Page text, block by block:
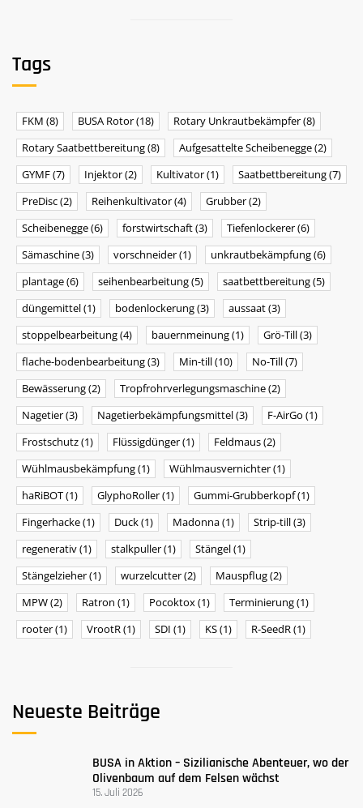
Tags
FKM (8) BUSA Rotor(18) Rotary Unkrautbekämpfer(8)
Rotary Saatbettbereitung(8) Aufgesattelte Scheibenegge(2)
GYMF(7) Injektor(2) Kultivator(1) Saatbettbereitung(7)
PreDisc(2) Reihenkultivator(4) Grubber(2)
Scheibenegge(6) forstwirtschaft(3) Tiefenlockerer(6)
Sämaschine(3) vorschneider(1) unkrautbekämpfung(6)
plantage(6) seihenbearbeitung(5) saatbettbereitung(5)
düngemittel(1) bodenlockerung(3) aussaat(3)
stoppelbearbeitung(4) bauernmeinung(1) Grö-Till(3)
flache-bodenbearbeitung(3) Min-till(10) No-Till(7)
Bewässerung(2) Tropfrohrverlegungsmaschine(2)
Nagetier(3) Nagetierbekämpfungsmittel(3) F-AirGo (1)
Frostschutz(1) Flüssigdünger(1) Feldmaus(2)
Wühlmausbekämpfung(1) Wühlmausvernichter(1)
haRiBOT(1) GlyphoRoller(1) Gummi-Grubberkopf(1)
Fingerhacke(1) Duck(1) Madonna(1) Strip-till(3)
regenerativ(1) stalkpuller(1) Stängel(1)
Stängelzieher(1) wurzelcutter(2) Mauspflug(2)
MPW(2) Ratron (1) Pocoktox(1) Terminierung(1)
rooter(1) VrootR(1) SDI (1) KS(1) R-SeedR(1)
Neueste Beiträge
BUSA ​​in Aktion – Sizilianische Abenteuer, wo der
Olivenbaum auf dem Felsen wächst
15. Juli 2026